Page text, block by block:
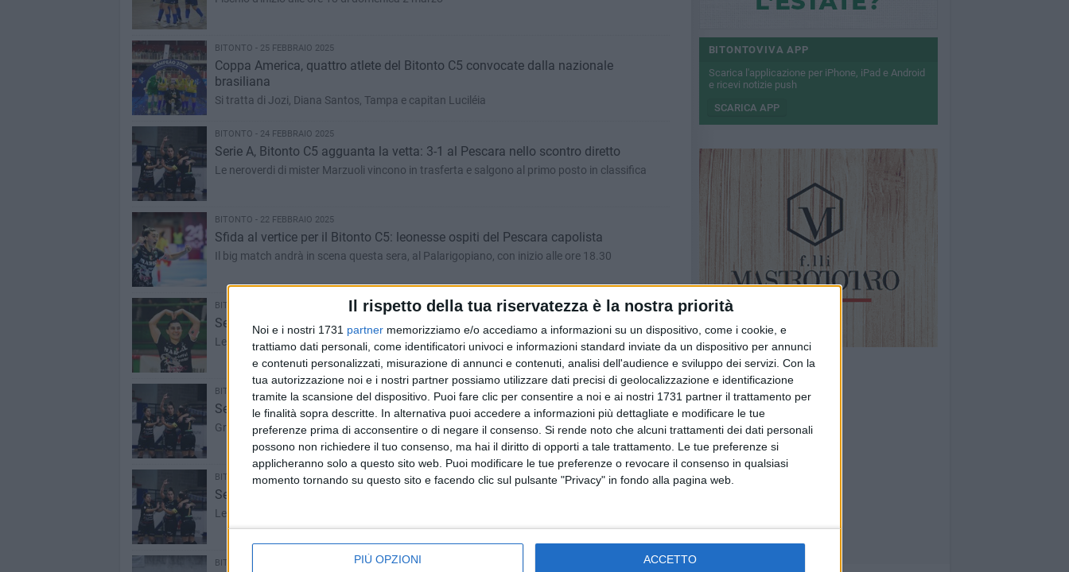
Il rispetto della tua riservatezza è la nostra priorità
Noi e i nostri 1731 partner memorizziamo e/o accediamo a informazioni su un dispositivo, come i cookie, e
trattiamo dati personali, come identificatori univoci e informazioni standard inviate da un dispositivo per annunci
e contenuti personalizzati, misurazione di annunci e contenuti, analisi dell'audience e sviluppo dei servizi. Con la
tua autorizzazione noi e i nostri partner possiamo utilizzare dati precisi di geolocalizzazione e identificazione
tramite la scansione del dispositivo. Puoi fare clic per consentire a noi e ai nostri 1731 partner il trattamento per
le finalità sopra descritte. In alternativa puoi accedere a informazioni più dettagliate e modificare le tue
preferenze prima di acconsentire o di negare il consenso. Si rende noto che alcuni trattamenti dei dati personali
possono non richiedere il tuo consenso, ma hai il diritto di opporti a tale trattamento. Le tue preferenze si
applicheranno solo a questo sito web. Puoi modificare le tue preferenze o revocare il consenso in qualsiasi
momento tornando su questo sito e facendo clic sul pulsante "Privacy" in fondo alla pagina web.
PIÙ OPZIONI ACCETTO
BITONTO - 25 FEBBRAIO 2025
Coppa America, quattro atlete del Bitonto C5 convocate dalla nazionale
brasiliana
Si tratta di Jozi, Diana Santos, Tampa e capitan Luciléia
BITONTO - 24 FEBBRAIO 2025
Serie A, Bitonto C5 agguanta la vetta: 3-1 al Pescara nello scontro diretto
Le neroverdi di mister Marzuoli vincono in trasferta e salgono al primo posto in classifica
BITONTO - 22 FEBBRAIO 2025
Sfida al vertice per il Bitonto C5: leonesse ospiti del Pescara capolista
Il big match andrà in scena questa sera, al Palarigopiano, con inizio alle ore 18.30
BITONTO - 17 FEBBRAIO 2025
Serie A, vittoria casalinga per il Bitonto C5: 8-0 all'Audace Verona
Le ragazzi di Marzuoli superano le venete per 8-0
BITONTO - 15 FEBBRAIO 2025
Serie A, il Bitonto C5 ospita l'Audace Verona al Palapansini
Grande attesa per la sfida di domenica pomeriggio
BITONTO - 10 FEBBRAIO 2025
Serie A, vittoria in terra umbra per il Bitonto C5: 7-2 all'Altetico Foligno
Le neroverdi di mister Marzuoli restano a un punto dal Pescara capolista
BITONTO - 10 FEBBRAIO 2025
BITONTOVIVA APP
Scarica l'applicazione per iPhone, iPad e Android
e ricevi notizie push
SCARICA APP